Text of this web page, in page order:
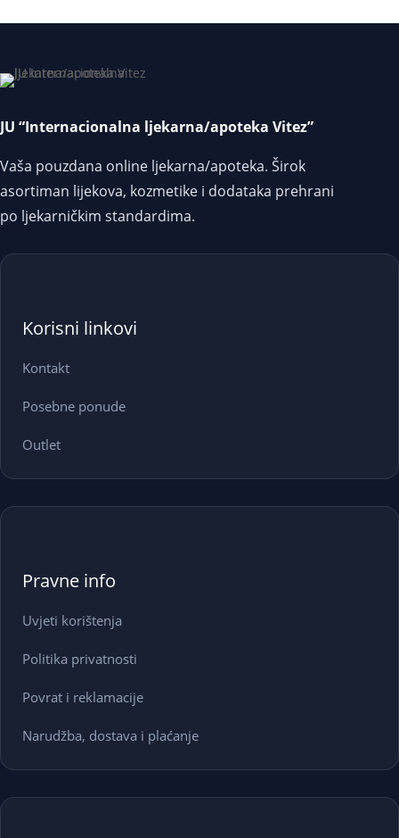
JU “Internacionalna ljekarna/apoteka Vitez”
Vaša pouzdana online ljekarna/apoteka. Širok
asortiman lijekova, kozmetike i dodataka prehrani
po ljekarničkim standardima.
Korisni linkovi
Kontakt
Posebne ponude
Outlet
Pravne info
Uvjeti korištenja
Politika privatnosti
Povrat i reklamacije
Narudžba, dostava i plaćanje